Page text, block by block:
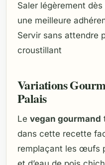
Saler légèrement
une meilleure
Servir sans attendre
croustillant
Variations
Palais
Le vegan gourmand
dans cette recette
remplaçant les œufs